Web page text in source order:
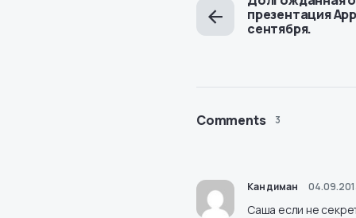
презентация
сентября.
Comments 3
Кандиман
Саша если не